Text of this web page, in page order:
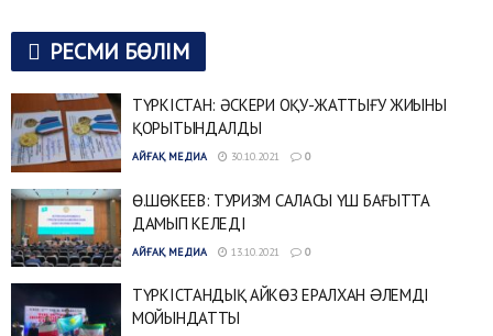
РЕСМИ БӨЛІМ
ТҮРКІСТАН: ӘСКЕРИ ОҚУ-ЖАТТЫҒУ ЖИЫНЫ
ҚОРЫТЫНДАЛДЫ
АЙҒАҚ МЕДИА 30.10.2021 0
Ө.ШӨКЕЕВ: ТУРИЗМ САЛАСЫ ҮШ БАҒЫТТА
ДАМЫП КЕЛЕДІ
АЙҒАҚ МЕДИА 13.10.2021 0
ТҮРКІСТАНДЫҚ АЙКӨЗ ЕРАЛХАН ƏЛЕМДІ
МОЙЫНДАТТЫ